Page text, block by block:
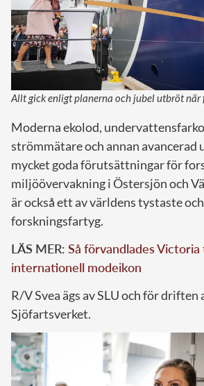
Allt gick enligt planerna och jubel utbröt när
Moderna ekolod,
strömmätare och annan avancerad
mycket goda förutsättningar för
miljöövervakning i Östersjön och
är också ett av världens tystaste
forskningsfartyg.
LÄS MER: Så förvandlades Victoria
internationell modeikon
R/V Svea ägs av SLU och för driften
Sjöfartsverket.